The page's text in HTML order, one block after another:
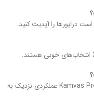
است درایورها را آپدیت کنید.
✔ بله، مخصوصاً مدل‌های پیشرفته آن مانند Kamvas Pro عملکردی نزدیک به